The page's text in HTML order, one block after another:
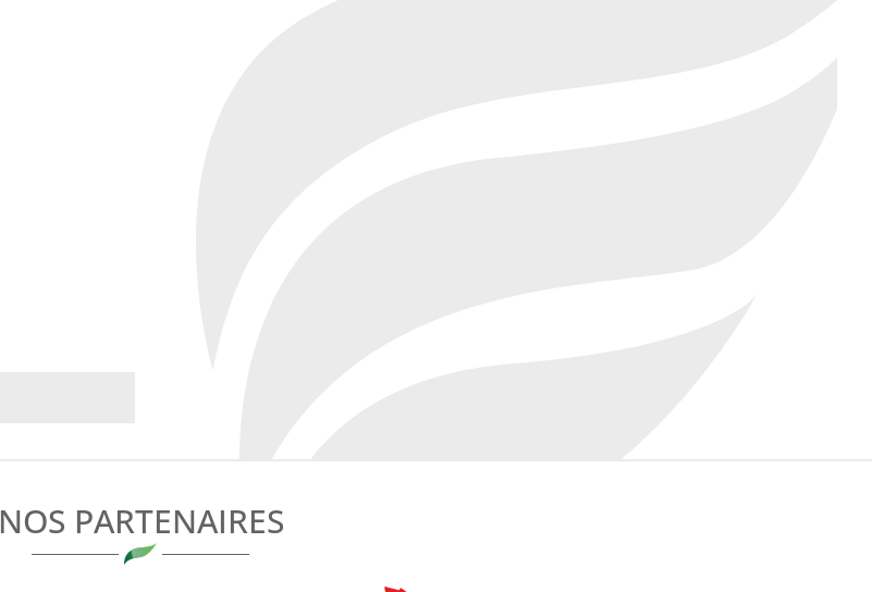
NOS PARTENAIRES